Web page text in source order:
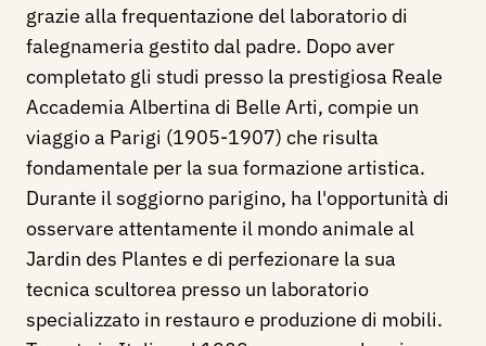
grazie alla frequentazione del laboratorio di
falegnameria gestito dal padre. Dopo aver
completato gli studi presso la prestigiosa Reale
Accademia Albertina di Belle Arti, compie un
viaggio a Parigi (1905-1907) che risulta
fondamentale per la sua formazione artistica.
Durante il soggiorno parigino, ha l'opportunità di
osservare attentamente il mondo animale al
Jardin des Plantes e di perfezionare la sua
tecnica scultorea presso un laboratorio
specializzato in restauro e produzione di mobili.